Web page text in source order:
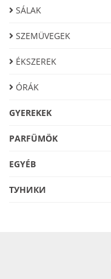
SÁLAK
SZEMÜVEGEK
ÉKSZEREK
ÓRÁK
GYEREKEK
PARFÜMÖK
EGYÉB
ТУНИКИ